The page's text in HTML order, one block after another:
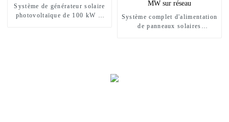
Système de générateur solaire
photovoltaïque de 100 kW et
Système complet d'alimentation
de panneaux solaires